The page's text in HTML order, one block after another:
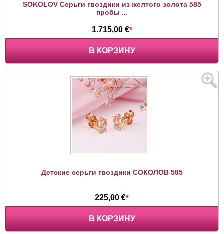
SOKOLOV Серьги гвоздики из желтого золота 585
пробы ...
1.715,00 €*
В КОРЗИНУ
Детские серьги гвоздики СОКОЛОВ 585
225,00 €*
В КОРЗИНУ